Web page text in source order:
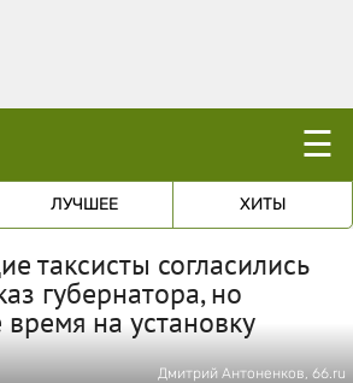
☰
ЛУЧШЕЕ ХИТЫ
таксисты согласились
губернатора, но
на установку
Дмитрий Антоненков, 66.ru